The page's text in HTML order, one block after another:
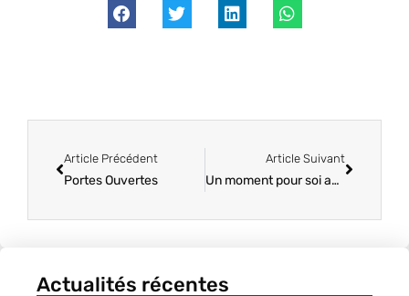
Article Précédent
Portes Ouvertes
Article Suivant
Un moment pour soi autour d’un atelier couture.
Actualités récentes